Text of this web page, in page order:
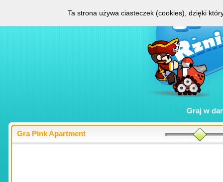
Graj w
Gra Pink Apartment
Ta strona używa ciasteczek (cookies), dzięki